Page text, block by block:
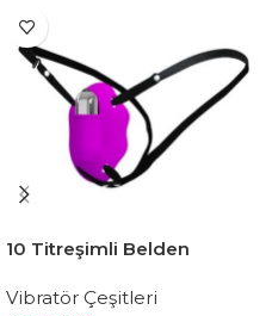
10 Titreşimli Belden
Vajinal Vibratör
Vibratör Çeşitleri